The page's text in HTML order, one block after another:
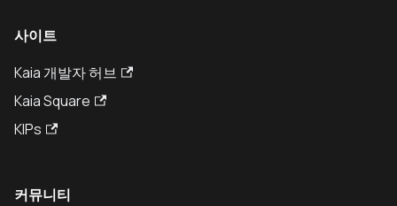
사이트
Kaia 개발자 허브
Kaia Square
KIPs
커뮤니티